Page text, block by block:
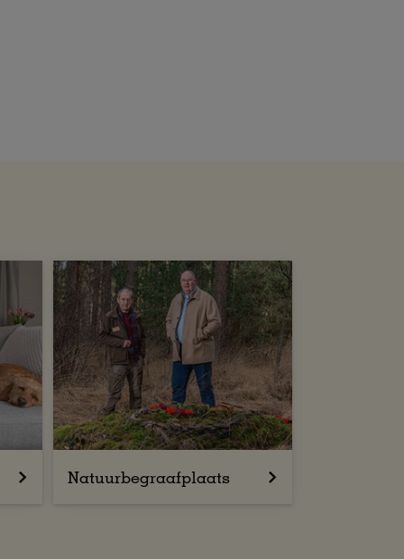
Natuurbegraafplaats